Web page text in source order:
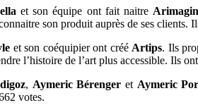
et son équipe ont fait naitre
son produit auprès de ses clients.
et son coéquipier ont créé Artips. Ils
l’histoire de l’art plus accessible. Ils
, Aymeric Bérenger et Aymeric
votes.